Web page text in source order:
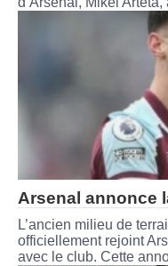
Arsenal annonce
L’ancien milieu de
officiellement rejoint
avec le club. Cette